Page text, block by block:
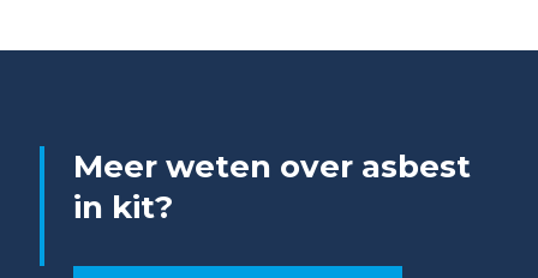
Meer weten over asbest
in kit?